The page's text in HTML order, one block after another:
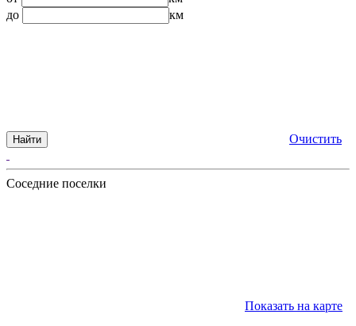
до
км
Найти Очистить
Соседние поселки
Показать на карте